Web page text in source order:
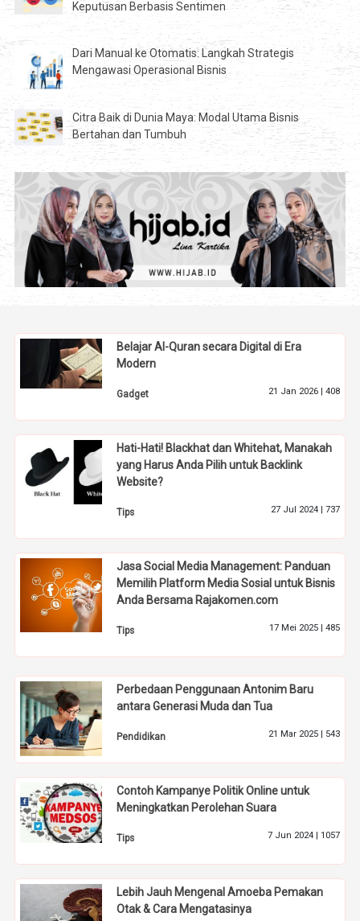
Keputusan Berbasis Sentimen
Dari Manual ke Otomatis: Langkah Strategis
Mengawasi Operasional Bisnis
Citra Baik di Dunia Maya: Modal Utama Bisnis
Bertahan dan Tumbuh
Belajar Al-Quran secara Digital di Era
Modern
Gadget 21 Jan 2026 | 408
Hati-Hati! Blackhat dan Whitehat, Manakah
yang Harus Anda Pilih untuk Backlink
Website?
Tips 27 Jul 2024 | 737
Jasa Social Media Management: Panduan
Memilih Platform Media Sosial untuk Bisnis
Anda Bersama Rajakomen.com
Tips 17 Mei 2025 | 485
Perbedaan Penggunaan Antonim Baru
antara Generasi Muda dan Tua
Pendidikan 21 Mar 2025 | 543
Contoh Kampanye Politik Online untuk
Meningkatkan Perolehan Suara
Tips 7 Jun 2024 | 1057
Lebih Jauh Mengenal Amoeba Pemakan
Otak & Cara Mengatasinya